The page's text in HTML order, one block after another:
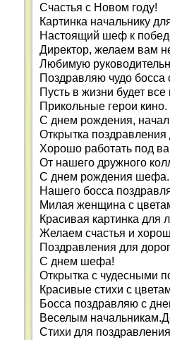
Счастья с Новом году!
Картинка начальнику
Настоящий шеф к
Директор, желаем вам
Любимую
Поздравляю чудо босса
Пусть в жизни будет
Прикольные герои кино.
С днем рождения,
Открытка
Хорошо работать под
От нашего дружного
С днем рождения шефа.
Нашего босса
Милая женщина с
Красивая картинка для
Желаем счастья и
Поздравления для
С днем шефа!
Открытка с чудесными
Красивые стихи с
Босса поздравляю с
Веселым
Стихи для